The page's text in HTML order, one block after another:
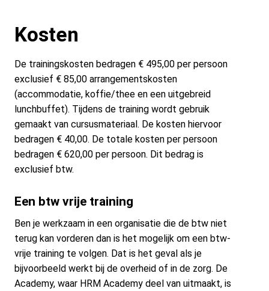
Kosten
De trainingskosten bedragen € 495,00 per persoon
exclusief € 85,00 arrangementskosten
(accommodatie, koffie/thee en een uitgebreid
lunchbuffet). Tijdens de training wordt gebruik
gemaakt van cursusmateriaal. De kosten hiervoor
bedragen € 40,00. De totale kosten per persoon
bedragen € 620,00 per persoon. Dit bedrag is
exclusief btw.
Een btw vrije training
Ben je werkzaam in een organisatie die de btw niet
terug kan vorderen dan is het mogelijk om een btw-
vrije training te volgen. Dat is het geval als je
bijvoorbeeld werkt bij de overheid of in de zorg. De
Academy, waar HRM Academy deel van uitmaakt, is